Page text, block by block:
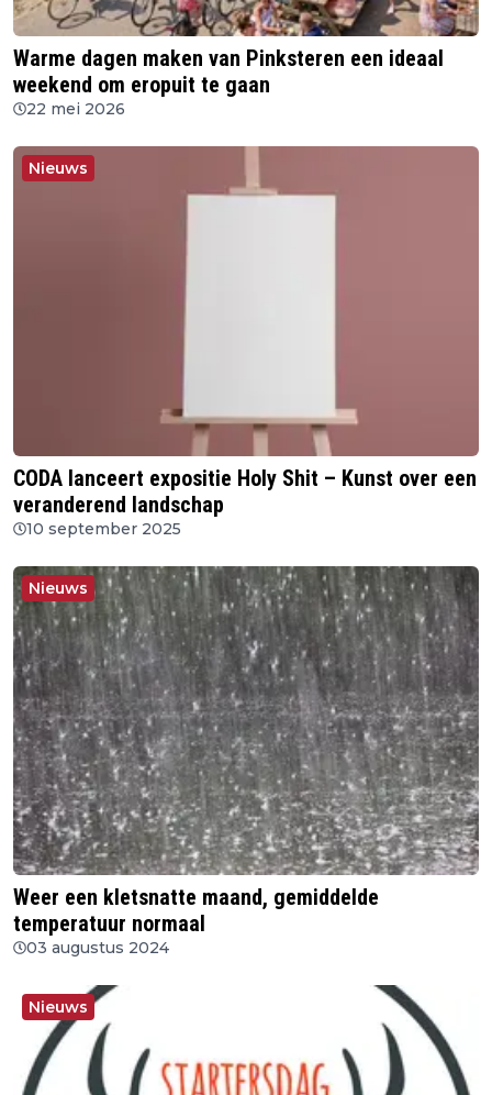
Warme dagen maken van Pinksteren een ideaal
weekend om eropuit te gaan
22 mei 2026
Nieuws
CODA lanceert expositie Holy Shit – Kunst over een
veranderend landschap
10 september 2025
Nieuws
Weer een kletsnatte maand, gemiddelde
temperatuur normaal
03 augustus 2024
Nieuws